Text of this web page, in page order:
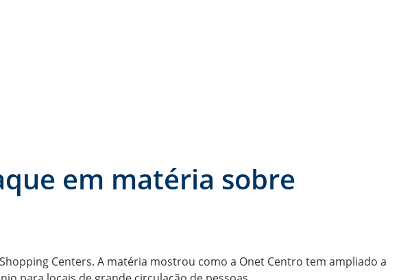
em matéria sobre
Centers. A matéria mostrou como a Onet Centro tem ampliado a